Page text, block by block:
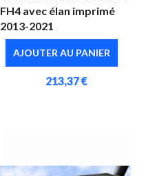
FH4 avec élan imprimé
2013-2021
AJOUTER AU PANIER
213,37 €